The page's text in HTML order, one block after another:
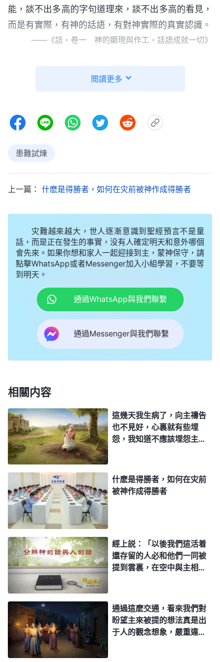
能，談不出多高的字句道理來，談不出多高的看見，
而是有實際，有神的話語，有對神實際的真實認識。
——《話・卷一 神的顯現與作工・話語成就一切》
作的工作，接受神在你身上作的所有計劃中
宇的工作的重點全部作在這班人身上，將他全部的心
血代價都獻給了你們，他將全宇的靈的工作全都收回
給了你們，所以説，你們是幸運者。而且神將他的榮
你們都是承受神産業的，更是承受神榮耀的人。或許
你們都記得這樣的話：「我們這至暫至輕的苦楚，要
為我們成就極重無比永遠的榮耀。」在以往，你們都
聽過這句話，但誰也不明白這話的真正含義，今天深
知這話的實際意義。這句話是神在末世要成就的，而
且是成就在大紅龍盤卧之地受到大紅龍殘酷迫害的人
身上，因着大紅龍是逼迫神的，是神的仇敵，所以在
此地的人都因着
信神
而受羞辱、受逼迫，所以，這話
是成就在你們這班人身上的。因着在抵擋神的地方開
展工作，神的一切工作都受到極大的攔阻，而且神的
展他的工作是相當難的，而神又藉此「難」來作了他
的一步工作，來顯明神的智慧，顯明神的奇妙作為，
藉此機會神將這班人作成。就因着人受的苦，因着人
的素質，因着這個污穢之地的人所有的撒但性情來作
神的潔净、征服工作，使神從此得着榮耀，使神從此
得着見證他作為的人，這是神在這班人身上付出所有
代價的全部意義。
——《話・卷一 神的顯現與作工・神的作工像人想象得那
國度在人中間擴展，在人中間成形，在人中間站
立起來，没有任何勢力能將我的國度摧毁。在今天國
度中的子民，你們有誰不是人中間的一個？有誰是人
以外的情形呢？在我新的起點公布于衆時，人的反應
又會是如何呢？人間之狀，你們曾親眼目睹，難道還
不打消在世長存的念頭嗎？我現在是行走在衆子民之
中，是生活在衆子民之間，今天對我有真實的愛，這
樣的人有福了；對我順服之人有福了，必在我國中存
閲讀更多
患難試煉
上一篇： 什麽是得勝者，如何在灾前被神作成得勝者
灾難越來越大，世人逐漸意識到聖經預言不是童
話，而是正在發生的事實，没有人確定明天和意外哪個
會先來。如果你想和家人一起迎接到主，蒙神保守，請
點擊WhatsApp或者Messenger加入小組學習，不要等
到明天。
通過WhatsApp與我們聯繫
通過Messenger與我們聯繫
相關内容
這幾天我生病了，向主禱告
也不見好，心裏就有些埋
怨，我知道不應該埋怨主，
什麽是得勝者，如何在灾前
被神作成得勝者
經上説：「以後我們這活着
還存留的人必和他們一同被
提到雲裏，在空中與主相
這話該怎麽解釋呢？
通過這麽交通，看來我們對
盼望主來被提的想法真是出
于人的觀念想象，嚴重違背